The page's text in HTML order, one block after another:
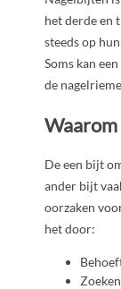
het derde en
steeds op
Soms kan
de
De een bijt
ander bijt
oorzaken
het door: